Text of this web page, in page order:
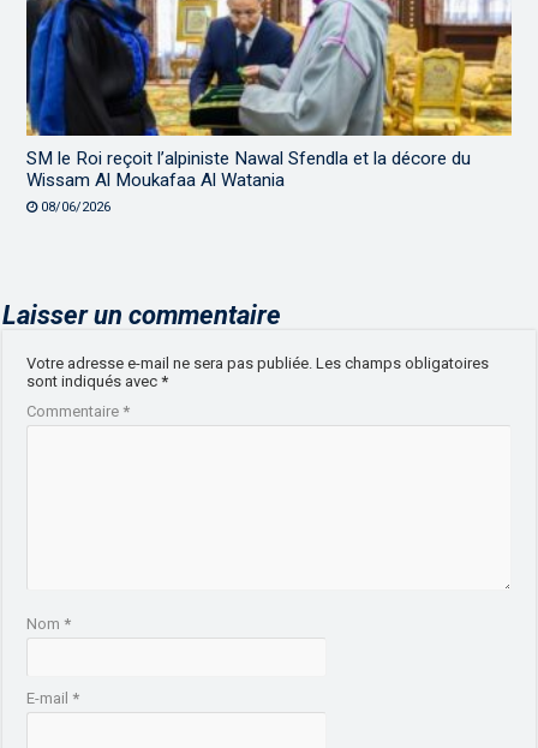
SM le Roi reçoit l’alpiniste Nawal Sfendla et la décore du
Wissam Al Moukafaa Al Watania
08/06/2026
Laisser un commentaire
Votre adresse e-mail ne sera pas publiée. Les champs obligatoires
sont indiqués avec*
Commentaire*
Nom*
E-mail*